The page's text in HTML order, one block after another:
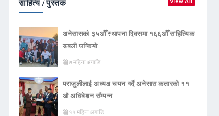
साहित्य / पुस्तक
अनेसासको ३५औँ स्थापना दिवसमा १६६औँ साहित्यिक
डबली घन्कियाे
७ महिना अगाडि
पराजुलीलाई अध्यक्ष चयन गर्दै अनेसास कतारको ११
औ अधिबेशन सँम्पन्न
११ महिना अगाडि